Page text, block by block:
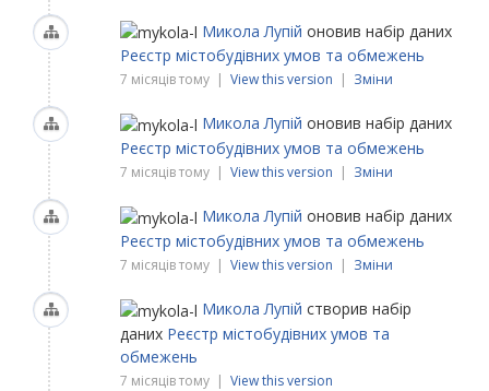
Микола Лупій оновив набір даних
Реєстр містобудівних умов та обмежень
7 місяців тому | View this version Зміни
Микола Лупій оновив набір даних
Реєстр містобудівних умов та обмежень
7 місяців тому | View this version | Зміни
Микола Лупій оновив набір даних
Реєстр містобудівних умов та обмежень
7 місяців тому | View this version | Зміни
Микола Лупій створив набір
даних Реєстр містобудівних умов та
обмежень
7 місяців тому | View this version